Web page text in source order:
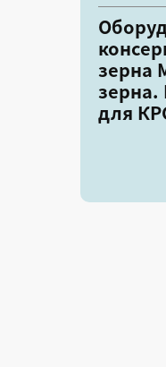
зерна
зерна.
для